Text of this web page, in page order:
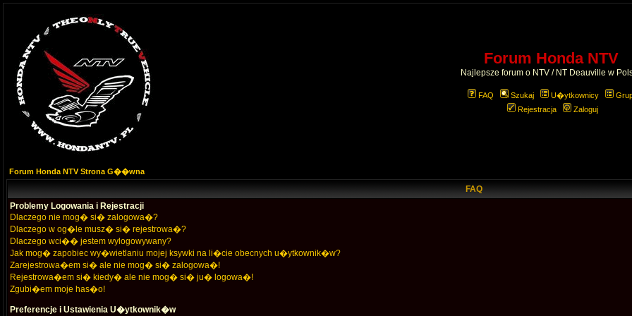
Forum Honda NTV
Najlepsze forum o NTV / NT Deauville w
FAQ Szukaj U�ytkownicy
Rejestracja
Zaloguj
Forum Honda NTV Strona G��wna
FAQ
Problemy Logowania i Rejestracji
Dlaczego nie mog� si� zalogowa�?
Dlaczego w og�le musz� si� rejestrowa�?
Dlaczego wci�� jestem wylogowywany?
Jak mog� zapobiec wy�wietlaniu mojej ksywki na li�cie obecnych u�ytkownik�w?
Zarejestrowa�em si� ale nie mog� si� zalogowa�!
Rejestrowa�em si� kiedy� ale nie mog� si� ju� logowa�!
Zgubi�em moje has�o!
Preferencje i Ustawienia U�ytkownik�w